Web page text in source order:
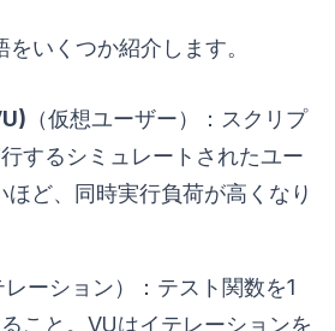
いくつか紹介します。
（仮想ユーザー）：スクリプ
するシミュレートされたユー
ほど、同時実行負荷が高くなり
レーション）：テスト関数を1
こと。VUはイテレーションを